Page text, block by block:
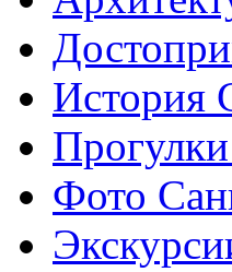
История
Фото